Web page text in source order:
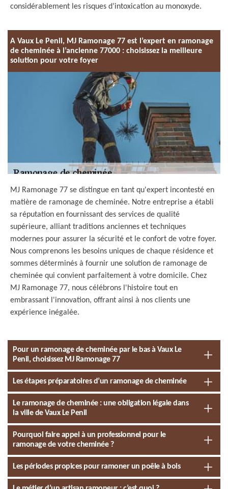
considérablement les risques d’intoxication au monoxyde.
A Vaux Le Penil, MJ Ramonage 77 est l’expert en ramonage
de cheminée à l’ancienne 77000 : choisissez la meilleure
solution pour votre foyer
MJ Ramonage 77 se distingue en tant qu'expert incontesté en
matière de ramonage de cheminée. Notre entreprise a établi
sa réputation en fournissant des services de qualité
supérieure, alliant traditions anciennes et techniques
modernes pour assurer la sécurité et le confort de votre foyer.
Nous comprenons les besoins uniques de chaque résidence et
sommes déterminés à fournir une solution de ramonage de
cheminée qui convient parfaitement à votre domicile. Chez
MJ Ramonage 77, nous célébrons l'histoire tout en
embrassant l'innovation, offrant ainsi à nos clients une
expérience inégalée.
Pour un ramonage de cheminée par le bas à Vaux Le
Penil, choisissez MJ Ramonage 77
Les étapes préparatoires d’un ramonage de cheminée
Le ramonage de cheminée : une obligation légale dans
la ville de Vaux Le Penil
Pourquoi faire appel à un professionnel pour le
ramonage de votre cheminée ?
Les périodes propices pour ramoner un poêle à bois